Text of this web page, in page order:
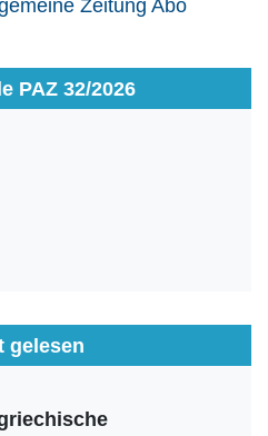
PAZ 32/2026
gelesen